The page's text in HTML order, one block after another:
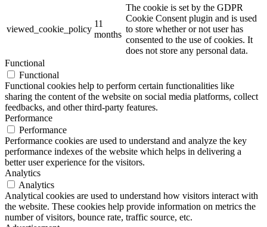
viewed_cookie_policy
11
months
The cookie is set by the GDPR
Cookie Consent plugin and is used
to store whether or not user has
consented to the use of cookies. It
does not store any personal data.
Functional
Functional
Functional cookies help to perform certain functionalities like
sharing the content of the website on social media platforms, collect
feedbacks, and other third-party features.
Performance
Performance
Performance cookies are used to understand and analyze the key
performance indexes of the website which helps in delivering a
better user experience for the visitors.
Analytics
Analytics
Analytical cookies are used to understand how visitors interact with
the website. These cookies help provide information on metrics the
number of visitors, bounce rate, traffic source, etc.